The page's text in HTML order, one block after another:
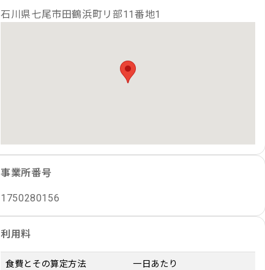
石川県七尾市田鶴浜町リ部11番地1
事業所番号
1750280156
利用料
食費とその算定方法
一日あたり